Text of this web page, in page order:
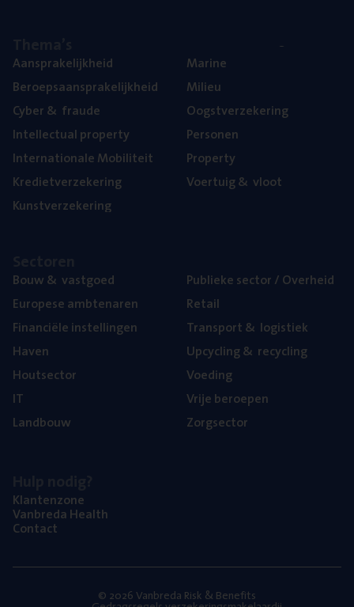
Aan­spra­ke­lijk­heid
Beroeps­aan­spra­ke­lijk­heid
Cyber& fraude
Intel­lec­tu­al property
Inter­na­ti­o­na­le Mobiliteit
Kre­diet­ver­ze­ke­ring
Kunst­ver­ze­ke­ring
Mari­ne
Mili­eu
Oogst­ver­ze­ke­ring
Per­so­nen
Pro­per­ty
Voer­tuig& vloot
Bouw& vastgoed
Euro­pe­se ambtenaren
Finan­ci­ë­le instellingen
Haven
Hout­sec­tor
IT
Land­bouw
Publie­ke sec­tor / Overheid
Retail
Trans­port& logistiek
Upcy­cling& recycling
Voe­ding
Vrije beroe­pen
Zorg­sec­tor
Klan­ten­zo­ne
Van­b­re­da Health
Con­tact
© 2026 Vanbreda Risk & Benefits